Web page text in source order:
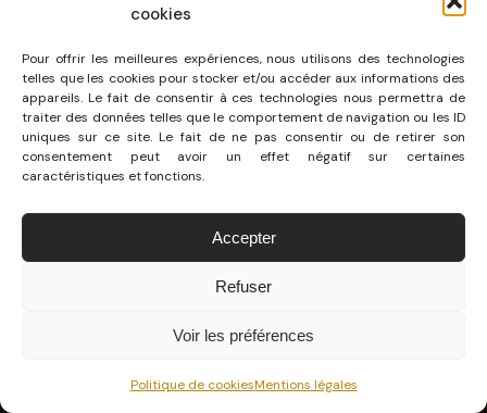
cookies
Pour offrir les meilleures expériences, nous utilisons des technologies
telles que les cookies pour stocker et/ou accéder aux informations des
appareils. Le fait de consentir à ces technologies nous permettra de
traiter des données telles que le comportement de navigation ou les ID
uniques sur ce site. Le fait de ne pas consentir ou de retirer son
consentement peut avoir un effet négatif sur certaines
caractéristiques et fonctions.
Accepter
Refuser
Voir les préférences
Politique de cookiesMentions légales
L’habitacle propose de nombreux espaces de
rangement généreux
console centrale, dans les portes ou encore
dans le coffre, le point fort de l’Epiq. On y
là, on profite d’une petite pochette scratchable